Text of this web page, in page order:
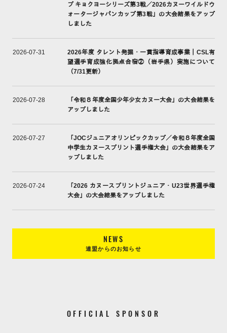
プ キョクヨーシリーズ第3戦／2026カヌーワイルドウ
ォータージャパンカップ第3戦」の大会結果をアップ
しました
2026-07-31
2026年度 タレント発掘・一貫指導育成事業｜CSL有
望選手育成強化拠点合宿②（岩手県）実施について
（7/31更新）
2026-07-28
「令和８年度全国少年少女カヌー大会」の大会結果を
アップしました
2026-07-27
「JOCジュニアオリンピックカップ／令和８年度全国
中学生カヌースプリント選手権大会」の大会結果をア
ップしました
2026-07-24
「2026 カヌースプリントジュニア・U23世界選手権
大会」の大会結果をアップしました
NEWS
連盟からのお知らせ
OFFICIAL SPONSOR